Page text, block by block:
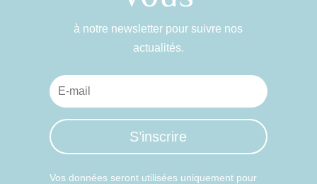
à notre newsletter pour suivre nos
actualités.
S’inscrire
Vos données seront utilisées uniquement pour